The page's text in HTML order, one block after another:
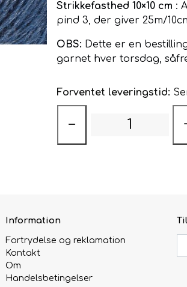
Strikkefasthed 10×10 cm :
pind 3, der giver 25m/
OBS: Dette er en
garnet hver torsdag,
Forventet leveringstid:
−
Information
Fortrydelse og reklamation
Kontakt
Om
Handelsbetingelser